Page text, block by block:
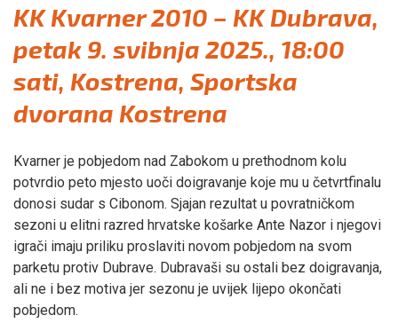
KK Kvarner 2010 – KK Dubrava,
petak 9. svibnja 2025., 18:00
sati, Kostrena, Sportska
dvorana Kostrena
Kvarner je pobjedom nad Zabokom u prethodnom kolu
potvrdio peto mjesto uoči doigravanje koje mu u četvrtfinalu
donosi sudar s Cibonom. Sjajan rezultat u povratničkom
sezoni u elitni razred hrvatske košarke Ante Nazor i njegovi
igrači imaju priliku proslaviti novom pobjedom na svom
parketu protiv Dubrave. Dubravaši su ostali bez doigravanja,
ali ne i bez motiva jer sezonu je uvijek lijepo okončati
pobjedom.